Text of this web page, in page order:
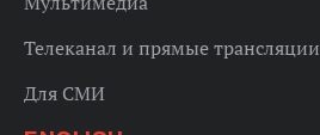
Телеканал и прямые трансляции
Для СМИ